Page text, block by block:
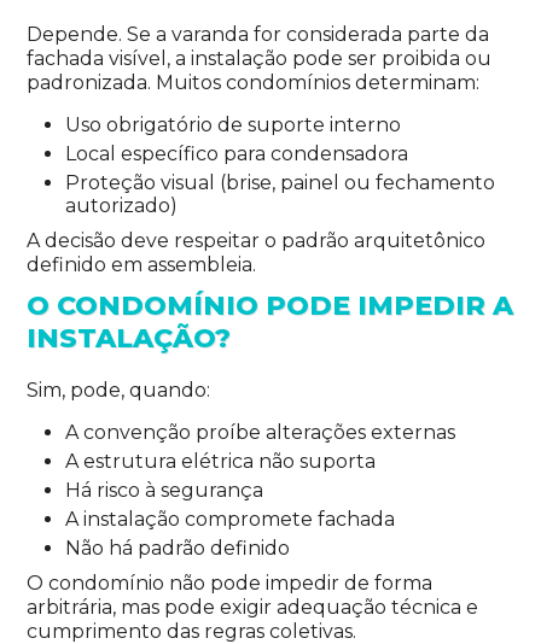
Depende. Se a varanda for considerada parte da
fachada visível, a instalação pode ser proibida ou
padronizada. Muitos condomínios determinam:
Uso obrigatório de suporte interno
Local específico para condensadora
Proteção visual (brise, painel ou fechamento
autorizado)
A decisão deve respeitar o padrão arquitetônico
definido em assembleia.
O CONDOMÍNIO PODE IMPEDIR A
INSTALAÇÃO?
Sim, pode, quando:
A convenção proíbe alterações externas
A estrutura elétrica não suporta
Há risco à segurança
A instalação compromete fachada
Não há padrão definido
O condomínio não pode impedir de forma
arbitrária, mas pode exigir adequação técnica e
cumprimento das regras coletivas.